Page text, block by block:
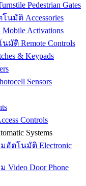
Pedestrian Gates
มัติ Accessories
Activations
ติ Remote Controls
& Keypads
Sensors
Controls
Systems
อัตโนมัติ Electronic
Door Phone